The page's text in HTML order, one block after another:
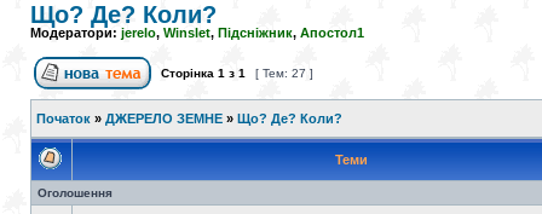
Що? Де? Коли?
Модератори: jerelo, Winslet, Підсніжник, Апостол1
Сторінка 1 з 1 [ Тем: 27 ]
Початок » ДЖЕРЕЛО ЗЕМНЕ » Що? Де? Коли?
Теми
Оголошення